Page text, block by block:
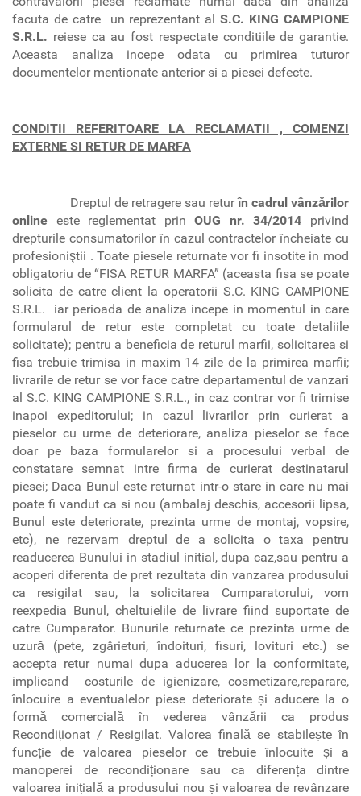
facuta de catre un reprezentant alS.C. KING CAMPIONE
S.R.L. reiese ca au fost respectate conditiile de garantie.
Aceasta analiza incepe odata cu primirea tuturor
documentelor mentionate anterior si a piesei defecte.
CONDITII REFERITOARE LA RECLAMATII , COMENZI
EXTERNE SI RETUR DE MARFA
Dreptul de retragere sau returîn cadrul vânzărilor
online este reglementat prinOUG nr. 34/2014 privind
drepturile consumatorilor în cazul contractelor încheiate cu
profesioniştii . Toate piesele returnate vor fi insotite in mod
obligatoriu de “FISA RETUR MARFA” (aceasta fisa se poate
solicita de catre client la operatorii S.C. KING CAMPIONE
S.R.L. iar perioada de analiza incepe in momentul in care
formularul de retur este completat cu toate detaliile
solicitate); pentru a beneficia de returul marfii, solicitarea si
fisa trebuie trimisa in maxim 14 zile de la primirea marfii;
livrarile de retur se vor face catre departamentul de vanzari
al S.C. KING CAMPIONE S.R.L., in caz contrar vor fi trimise
inapoi expeditorului; in cazul livrarilor prin curierat a
pieselor cu urme de deteriorare, analiza pieselor se face
doar pe baza formularelor si a procesului verbal de
constatare semnat intre firma de curierat destinatarul
piesei; Daca Bunul este returnat intr-o stare in care nu mai
poate fi vandut ca si nou (ambalaj deschis, accesorii lipsa,
Bunul este deteriorate, prezinta urme de montaj, vopsire,
etc), ne rezervam dreptul de a solicita o taxa pentru
readucerea Bunului in stadiul initial, dupa caz,sau pentru a
acoperi diferenta de pret rezultata din vanzarea produsului
ca resigilat sau, la solicitarea Cumparatorului, vom
reexpedia Bunul, cheltuielile de livrare fiind suportate de
catre Cumparator. Bunurile returnate ce prezinta urme de
uzură (pete, zgârieturi, îndoituri, fisuri, lovituri etc.) se
accepta retur numai dupa aducerea lor la conformitate,
implicand costurile de igienizare, cosmetizare,reparare,
înlocuire a eventualelor piese deteriorate și aducere la o
formă comercială în vederea vânzării ca produs
Recondiționat / Resigilat. Valorea finală se stabilește în
funcție de valoarea pieselor ce trebuie înlocuite și a
manoperei de recondiționare sau ca diferența dintre
valoarea inițială a produsului nou și valoarea de revânzare